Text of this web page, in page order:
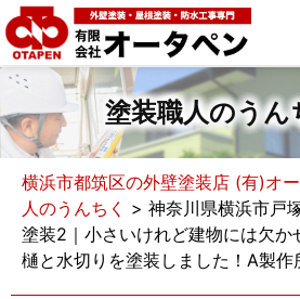
塗装職人のうん
横浜市都筑区の外壁塗装店 (有)オ
人のうんちく > 神奈川県横浜市戸
塗装2｜小さいけれど建物には欠か
樋と水切りを塗装しました！A製作